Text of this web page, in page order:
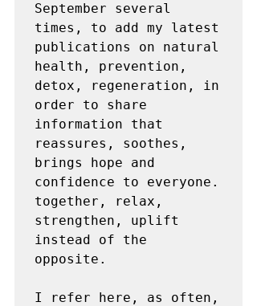
September several
times, to add my latest
publications on natural
health, prevention,
detox, regeneration, in
order to share
information that
reassures, soothes,
brings hope and
confidence to everyone.
together, relax,
strengthen, uplift
instead of the
opposite.
I refer here, as often,